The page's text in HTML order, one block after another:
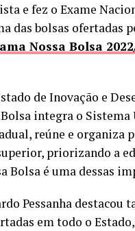
e fez o Exame
das bolsas ofertadas
Nossa Bolsa
de Inovação e
integra o Sistema
reúne e organiza
priorizando a
Bolsa é uma dessas
Pessanha destacou
em todo o